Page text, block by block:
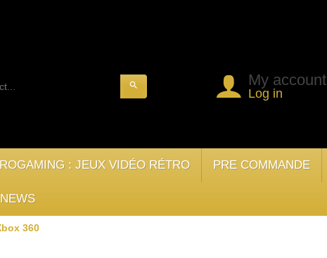
search My account
Log in
: JEUX VIDÉO RÉTRO PRE COMMANDE
NEWS
360